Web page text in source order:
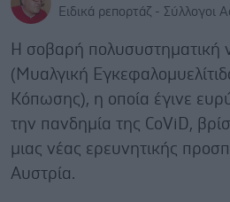
Ειδικά ρεπορτάζ - Σύλλογοι
Η σοβαρή πολυσυστηματική
(Μυαλγική
Κόπωσης), η οποία έγινε
την πανδημία της CοViD,
μιας νέας ερευνητικής
Αυστρία.